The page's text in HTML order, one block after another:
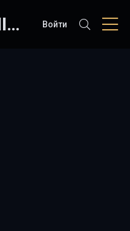
SLUSHAT-KNIGI.COM Войти